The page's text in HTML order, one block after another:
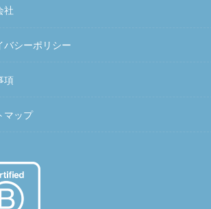
社
バシーポリシー
項
マップ